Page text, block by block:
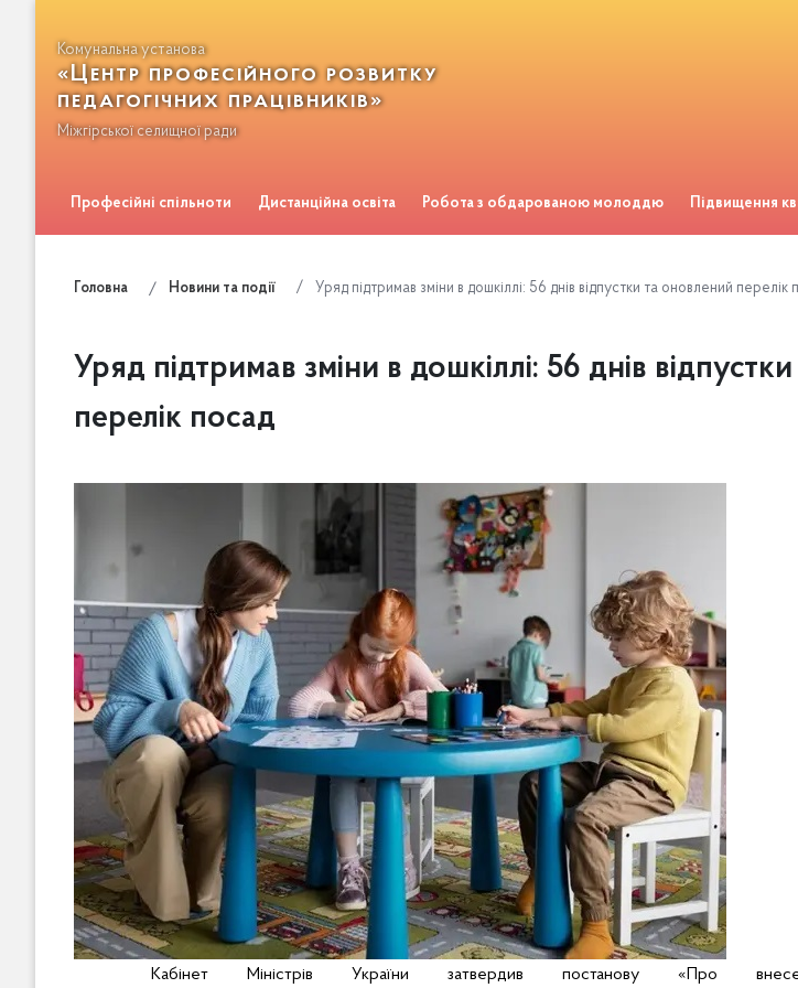
Комунальна установа
«Центр професійного розвитку
педагогічних працівників»
Міжгірської селищної ради
Професійні спільноти Дистанційна освіта Робота з обдарованою молоддю Підвищення
Головна Новини та події Уряд підтримав зміни в дошкіллі: 56 днів відпустки та оновлений перелік
Уряд підтримав зміни в дошкіллі: 56 днів
перелік посад
Кабінет Міністрів України затвердив постанову «Про